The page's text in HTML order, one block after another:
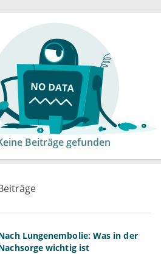
Beiträge gefunden
Lungenembolie: Was in der
wichtig ist